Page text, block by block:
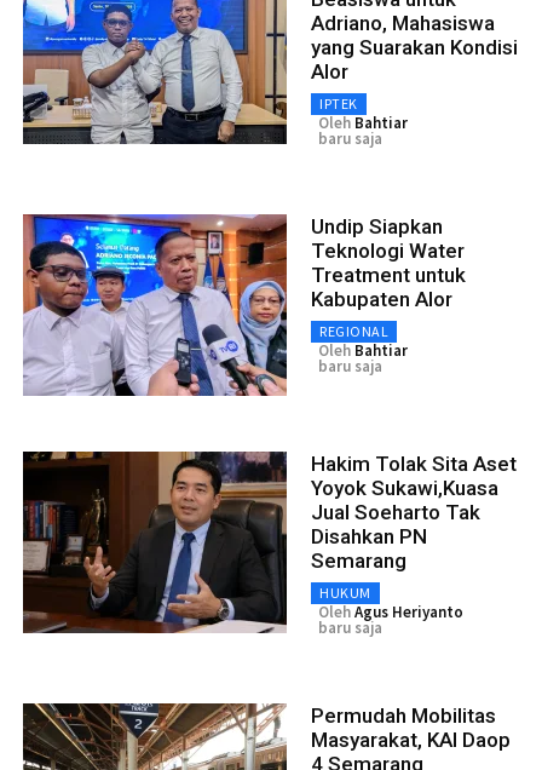
Adriano, Mahasiswa
yang Suarakan Kondisi
Alor
IPTEK
Oleh Bahtiar
baru saja
Undip Siapkan
Teknologi Water
Treatment untuk
Kabupaten Alor
REGIONAL
Oleh Bahtiar
baru saja
Hakim Tolak Sita Aset
Yoyok Sukawi,Kuasa
Jual Soeharto Tak
Disahkan PN
Semarang
HUKUM
OlehAgus Heriyanto
baru saja
Permudah Mobilitas
Masyarakat, KAI Daop
4 Semarang